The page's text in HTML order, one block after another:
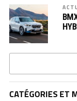
CATÉGORIES ET